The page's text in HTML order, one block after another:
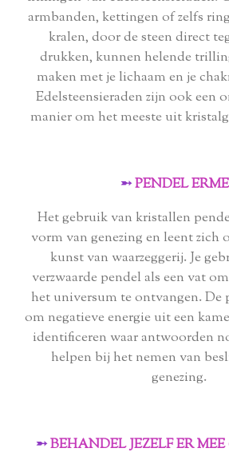
armbanden, kettingen of zelfs
kralen, door de steen direct
drukken, kunnen helende
maken met je lichaam en je
Edelsteensieraden zijn ook een
manier om het meeste uit
➵PENDEL
Het gebruik van kristallen
vorm van genezing en leent zich
kunst van waarzeggerij. Je
verzwaarde pendel als een vat
het universum te ontvangen.
om negatieve energie uit een
identificeren waar antwoorden
helpen bij het nemen van
genezing.
➵BEHANDEL JEZELF ER